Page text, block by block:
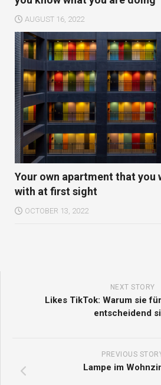
AUGUST 16, 2022
Your own apartment that you
with at first sight
OCTOBER 13, 2022
NEXT STORY
Likes TikTok: Warum sie
entscheidend
PREVIOUS
Lampe im